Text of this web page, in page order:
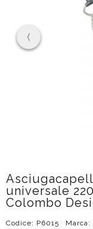
universale
Colombo
Codice: P6015 Marca: